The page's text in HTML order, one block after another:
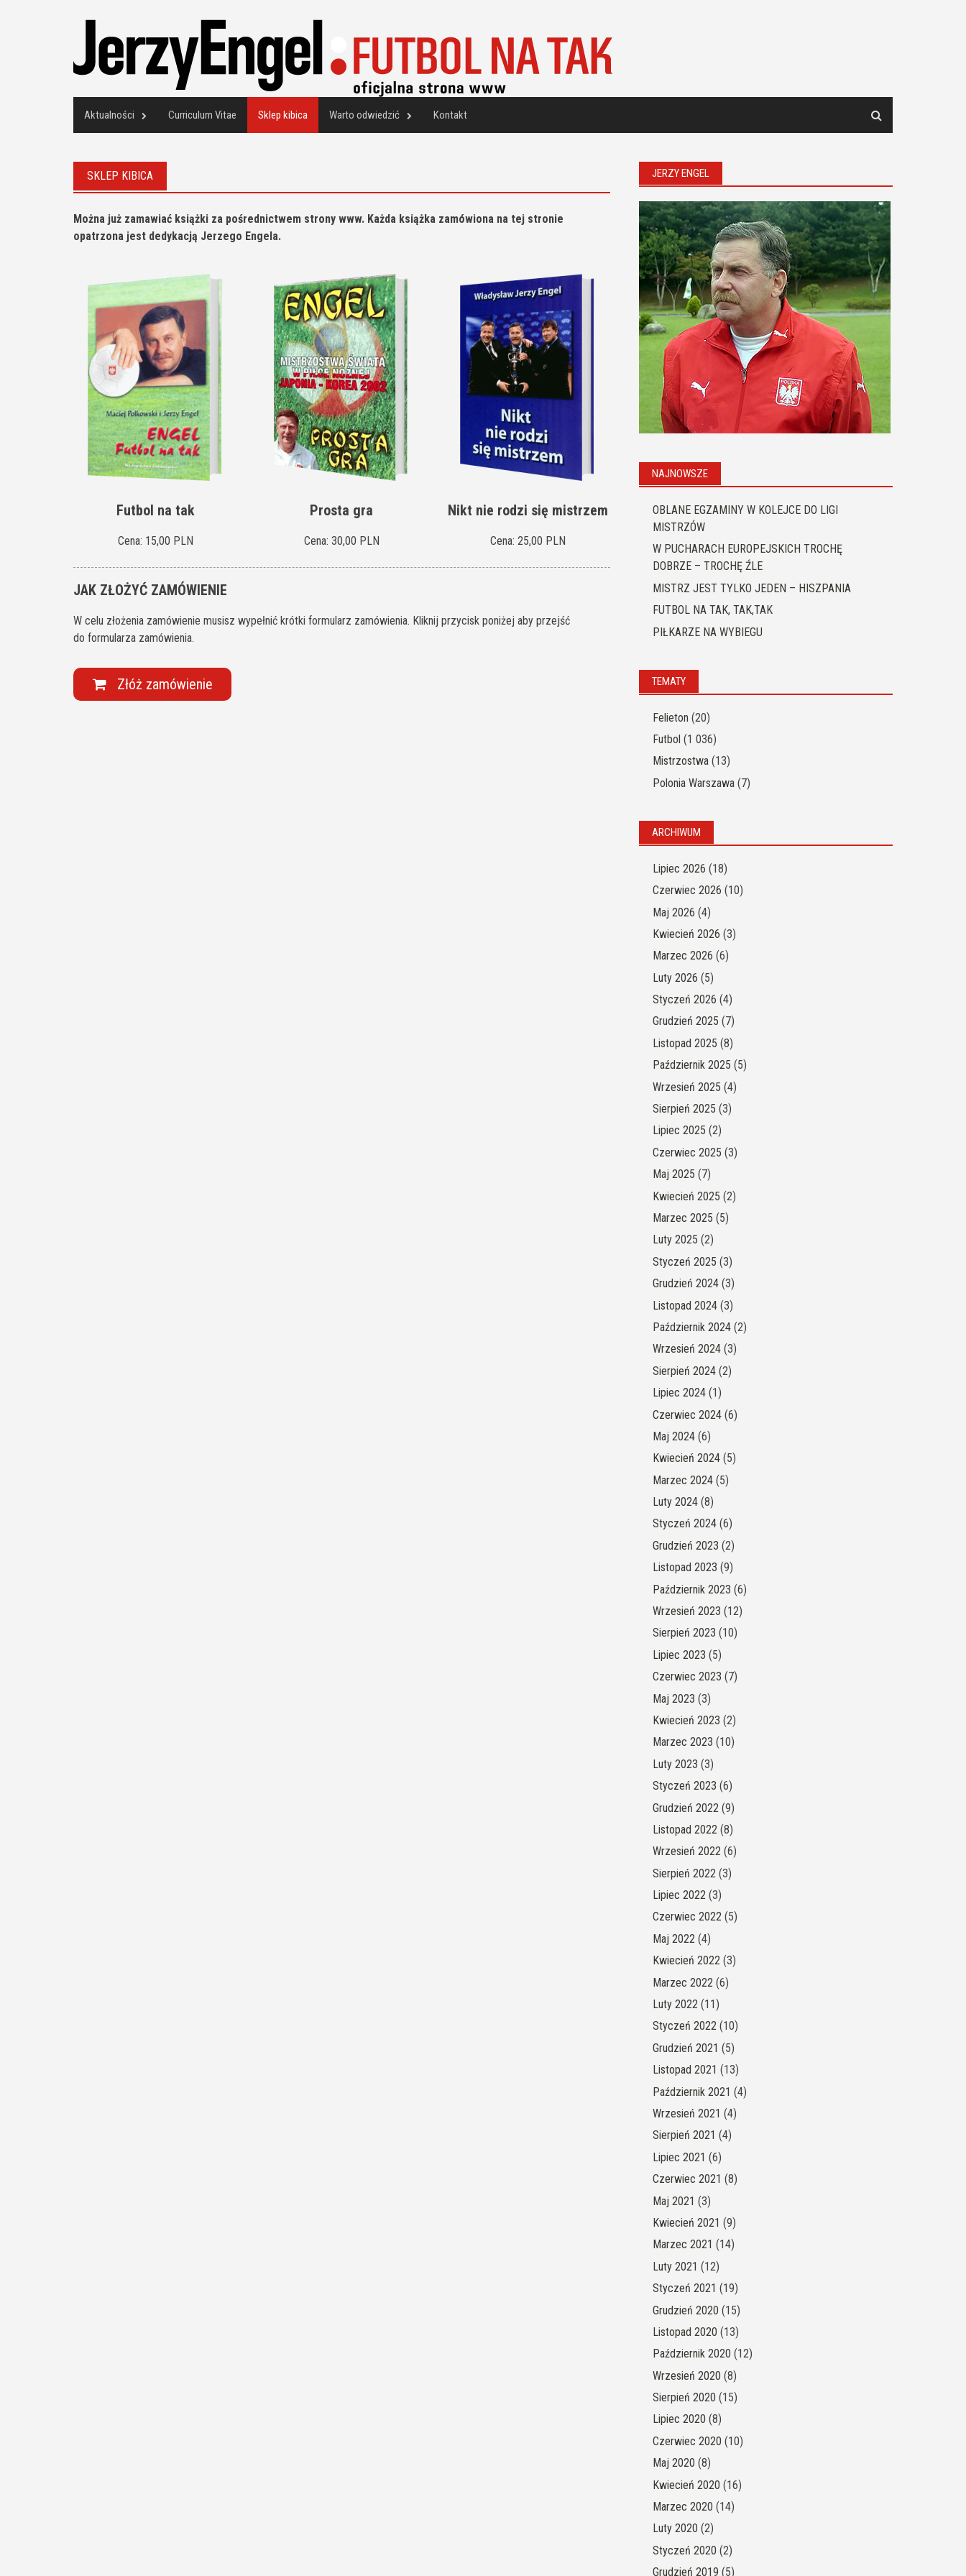
Aktualności Curriculum Vitae Sklep kibica Warto odwiedzić Kontakt
SKLEP KIBICA
Można już zamawiać książki za pośrednictwem strony www. Każda książka zamówiona na tej stronie
opatrzona jest dedykacją Jerzego Engela.
Futbol na tak
Cena: 15,00 PLN
Prosta gra
Cena: 30,00 PLN
Nikt nie rodzi się mistrzem
Cena: 25,00 PLN
JAK ZŁOŻYĆ ZAMÓWIENIE
W celu złożenia zamówienie musisz wypełnić krótki formularz zamówienia. Kliknij przycisk poniżej aby przejść
do formularza zamówienia.
Złóż zamówienie
JERZY ENGEL
NAJNOWSZE
OBLANE EGZAMINY W KOLEJCE DO LIGI
MISTRZÓW
W PUCHARACH EUROPEJSKICH TROCHĘ
DOBRZE – TROCHĘ ŹLE
MISTRZ JEST TYLKO JEDEN – HISZPANIA
FUTBOL NA TAK, TAK,TAK
PIŁKARZE NA WYBIEGU
TEMATY
Felieton (20)
Futbol (1 036)
Mistrzostwa(13)
Polonia Warszawa(7)
ARCHIWUM
Lipiec 2026 (18)
Czerwiec 2026 (10)
Maj 2026 (4)
Kwiecień 2026 (3)
Marzec 2026 (6)
Luty 2026 (5)
Styczeń 2026 (4)
Grudzień 2025 (7)
Listopad 2025 (8)
Październik 2025 (5)
Wrzesień 2025 (4)
Sierpień 2025 (3)
Lipiec 2025 (2)
Czerwiec 2025 (3)
Maj 2025 (7)
Kwiecień 2025 (2)
Marzec 2025 (5)
Luty 2025 (2)
Styczeń 2025 (3)
Grudzień 2024(3)
Listopad 2024(3)
Październik 2024(2)
Wrzesień 2024(3)
Sierpień 2024(2)
Lipiec 2024(1)
Czerwiec 2024(6)
Maj 2024(6)
Kwiecień 2024(5)
Marzec 2024(5)
Luty 2024(8)
Styczeń 2024(6)
Grudzień 2023 (2)
Listopad 2023 (9)
Październik 2023 (6)
Wrzesień 2023 (12)
Sierpień 2023 (10)
Lipiec 2023 (5)
Czerwiec 2023 (7)
Maj 2023 (3)
Kwiecień 2023 (2)
Marzec 2023 (10)
Luty 2023 (3)
Styczeń 2023 (6)
Grudzień 2022 (9)
Listopad 2022 (8)
Wrzesień 2022 (6)
Sierpień 2022 (3)
Lipiec 2022 (3)
Czerwiec 2022 (5)
Maj 2022 (4)
Kwiecień 2022 (3)
Marzec 2022 (6)
Luty 2022 (11)
Styczeń 2022 (10)
Grudzień 2021 (5)
Listopad 2021 (13)
Październik 2021 (4)
Wrzesień 2021 (4)
Sierpień 2021 (4)
Lipiec 2021 (6)
Czerwiec 2021 (8)
Maj 2021 (3)
Kwiecień 2021 (9)
Marzec 2021 (14)
Luty 2021 (12)
Styczeń 2021 (19)
Grudzień 2020 (15)
Listopad 2020 (13)
Październik 2020 (12)
Wrzesień 2020 (8)
Sierpień 2020 (15)
Lipiec 2020 (8)
Czerwiec 2020 (10)
Maj 2020 (8)
Kwiecień 2020 (16)
Marzec 2020 (14)
Luty 2020 (2)
Styczeń 2020 (2)
Grudzień 2019 (5)